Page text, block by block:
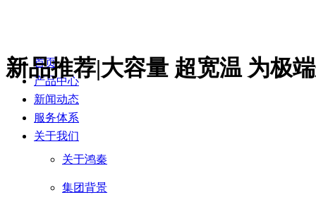
首页
产品中心
新闻动态
服务体系
关于我们
关于鸿秦
集团背景
新品推荐|大容量 超宽温 为极